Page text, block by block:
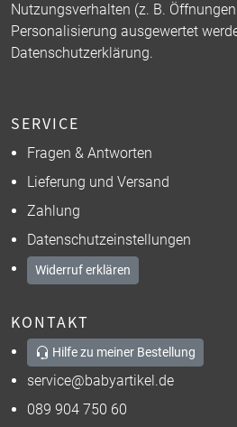
Nutzungsverhalten (z. B.
Personalisierung ausgewertet
Datenschutzerklärung.
SERVICE
Fragen & Antworten
Lieferung und Versand
Zahlung
Datenschutzeinstellungen
Widerruf erklären
KONTAKT
Hilfe zu meiner Bestellung
service@babyartikel.de
089 904 750 60